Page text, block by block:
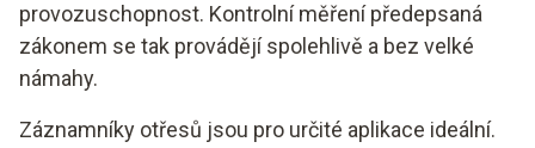
provozuschopnost. Kontrolní měření předepsaná
zákonem se tak provádějí spolehlivě a bez velké
námahy.
Záznamníky otřesů jsou pro určité aplikace ideální.